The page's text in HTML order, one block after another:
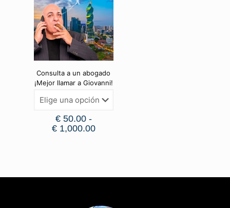
Consulta a un abogado
¡Mejor llamar a Giovanni!
€50.00 -
€1,000.00